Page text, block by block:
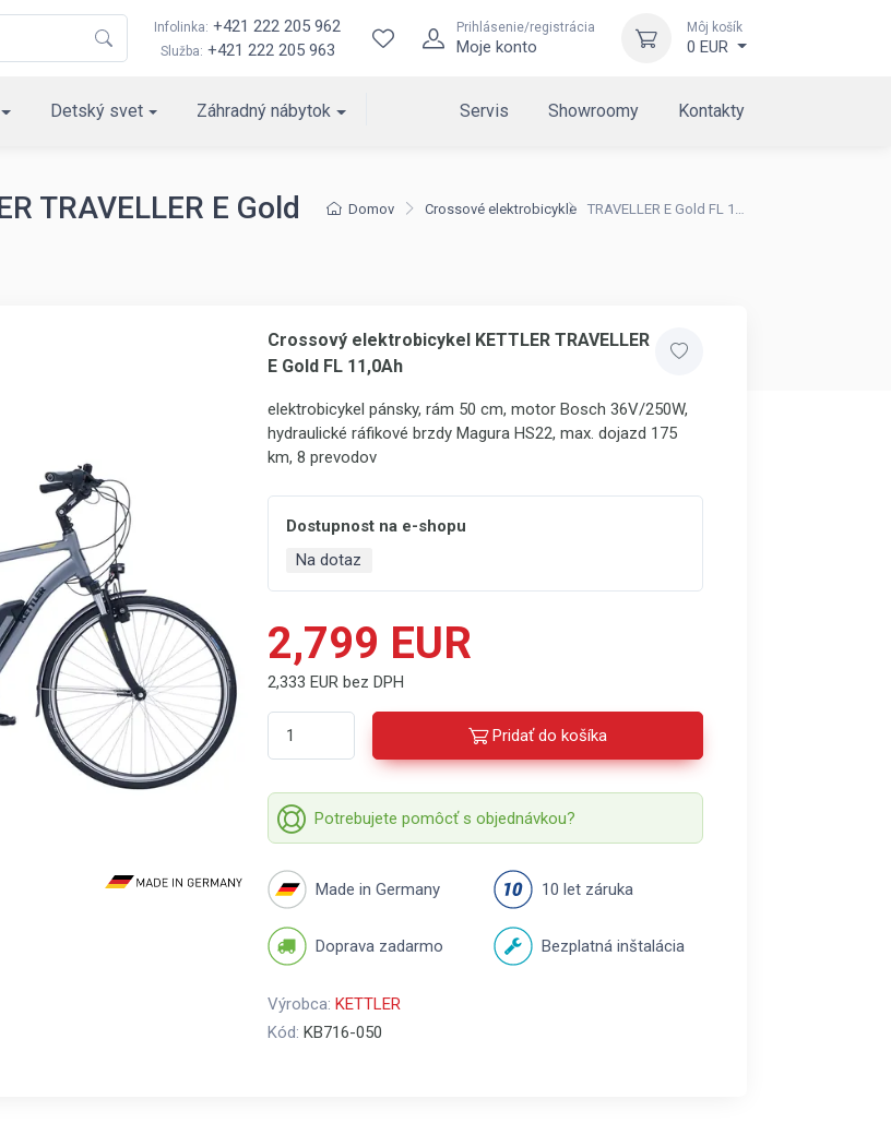
Infolinka: +421 222 205 962
Služba: +421 222 205 963
Prihlásenie/registrácia
Moje konto
Môj košík
0 EUR
Detský svet Záhradný nábytok Servis Showroomy Kontakty
Domov Crossové elektrobicykle TRAVELLER E Gold FL 11,0Ah
TRAVELLER E Gold
Crossový elektrobicykel KETTLER TRAVELLER
E Gold FL 11,0Ah
elektrobicykel pánsky, rám 50 cm, motor Bosch 36V/250W,
hydraulické ráfikové brzdy Magura HS22, max. dojazd 175
km, 8 prevodov
Dostupnost na e-shopu
Na dotaz
2,799 EUR
2,333 EUR bez DPH
Pridať do košíka
Potrebujete pomôcť s objednávkou?
Made in Germany 10 let záruka
Doprava zadarmo Bezplatná inštalácia
Výrobca: KETTLER
Kód: KB716-050